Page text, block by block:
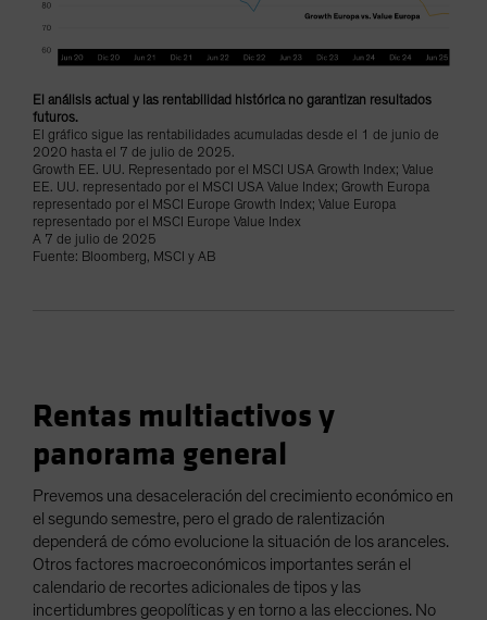
El análisis actual y las rentabilidad histórica no garantizan resultados
futuros.
El gráfico sigue las rentabilidades acumuladas desde el 1 de junio de
2020 hasta el 7 de julio de 2025.
Growth EE. UU. Representado por el MSCI USA Growth Index; Value
EE. UU. representado por el MSCI USA Value Index; Growth Europa
representado por el MSCI Europe Growth Index; Value Europa
representado por el MSCI Europe Value Index
A 7 de julio de 2025
Fuente: Bloomberg, MSCI y AB
Rentas multiactivos y
panorama general
Prevemos una desaceleración del crecimiento económico en
el segundo semestre, pero el grado de ralentización
dependerá de cómo evolucione la situación de los aranceles.
Otros factores macroeconómicos importantes serán el
calendario de recortes adicionales de tipos y las
incertidumbres geopolíticas y en torno a las elecciones. No